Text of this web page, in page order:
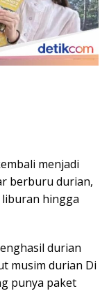
menjadi
berburu durian,
hingga
durian
musim durian Di
punya paket